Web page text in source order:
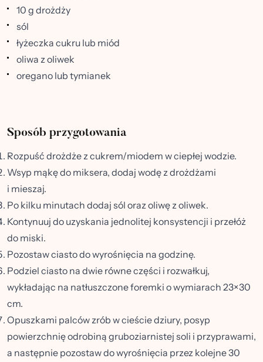
10 g drożdży
sól
łyżeczka cukru lub miód
oliwa z oliwek
oregano lub tymianek
Sposób przygotowania
Rozpuść drożdże z cukrem/miodem w ciepłej wodzie.
Wsyp mąkę do miksera, dodaj wodę z drożdżami
i mieszaj.
Po kilku minutach dodaj sól oraz oliwę z oliwek.
Kontynuuj do uzyskania jednolitej konsystencji i przełóż
do miski.
Pozostaw ciasto do wyrośnięcia na godzinę.
Podziel ciasto na dwie równe części i rozwałkuj,
wykładając na natłuszczone foremki o wymiarach 23×30
cm.
Opuszkami palców zrób w cieście dziury, posyp
powierzchnię odrobiną gruboziarnistej soli i przyprawami,
a następnie pozostaw do wyrośnięcia przez kolejne 30